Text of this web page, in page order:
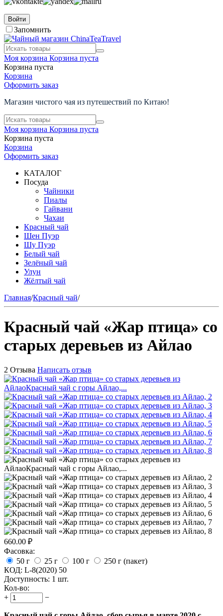
Войти
Запомнить
Моя корзина Корзина пуста
Корзина пуста
Корзина
Оформить заказ
Магазин чистого чая из путешествий по Китаю!
Моя корзина Корзина пуста
Корзина пуста
Корзина
Оформить заказ
КАТАЛОГ
Посуда
Чайники
Пиалы
Гайвани
Чахаи
Красный чай
Шен Пуэр
Шу Пуэр
Белый чай
Зелёный чай
Улун
Жёлтый чай
Главная/Красный чай/
Красный чай «Жар птица» со
старых деревьев из Айлао
2 Отзыва Написать отзыв
660.00 ₽
Фасовка:
50 г
25 г 100 г
250 г (пакет)
КОД: L-8(2020) 50
Доступность: 1 шт.
Кол-во:
+
−